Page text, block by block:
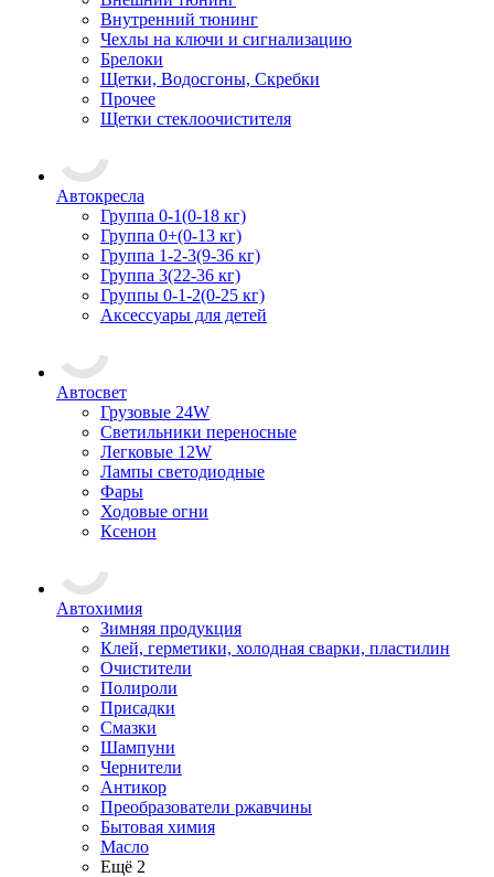
Внутренний тюнинг
Чехлы на ключи и сигнализацию
Брелоки
Щетки, Водосгоны, Скребки
Прочее
Щетки стеклоочистителя
Автокресла
Группа 0-1(0-18 кг)
Группа 0+(0-13 кг)
Группа 1-2-3(9-36 кг)
Группа 3(22-36 кг)
Группы 0-1-2(0-25 кг)
Аксессуары для детей
Автосвет
Грузовые 24W
Светильники переносные
Легковые 12W
Лампы светодиодные
Фары
Ходовые огни
Ксенон
Автохимия
Зимняя продукция
Клей, герметики, холодная сварки, пластилин
Очистители
Полироли
Присадки
Смазки
Шампуни
Чернители
Антикор
Преобразователи ржавчины
Бытовая химия
Масло
Ещё 2